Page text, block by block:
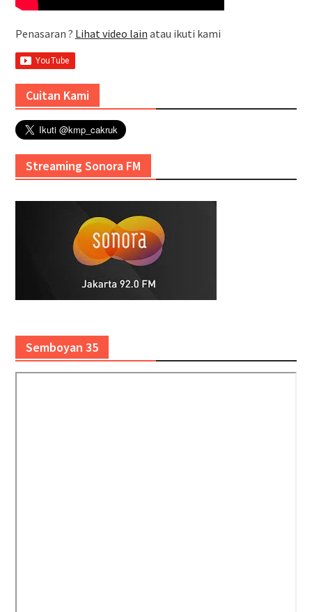
Penasaran ? Lihat video lain atau ikuti kami
Cuitan Kami
Streaming Sonora FM
Semboyan 35